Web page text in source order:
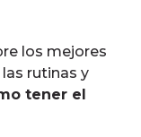
los mejores
rutinas y
tener el